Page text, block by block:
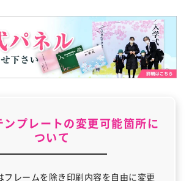
ンプレートの変更可能箇所に
ついて
フレームを除き印刷内容を自由に変更